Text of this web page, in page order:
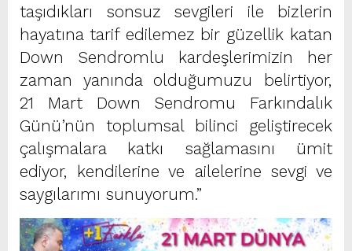
taşıdıkları sonsuz sevgileri ile bizlerin
hayatına tarif edilemez bir güzellik katan
Down Sendromlu kardeşlerimizin her
zaman yanında olduğumuzu belirtiyor,
21 Mart Down Sendromu Farkındalık
Günü’nün toplumsal bilinci geliştirecek
çalışmalara katkı sağlamasını ümit
ediyor, kendilerine ve ailelerine sevgi ve
saygılarımı sunuyorum.”